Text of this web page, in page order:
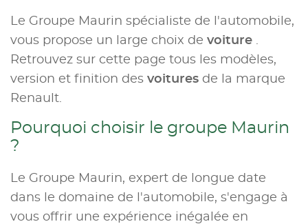
Le Groupe Maurin spécialiste de l'automobile,
vous propose un large choix de voiture .
Retrouvez sur cette page tous les modèles,
version et finition des voitures de la marque
Renault.
Pourquoi choisir le groupe Maurin
?
Le Groupe Maurin, expert de longue date
dans le domaine de l'automobile, s'engage à
vous offrir une expérience inégalée en